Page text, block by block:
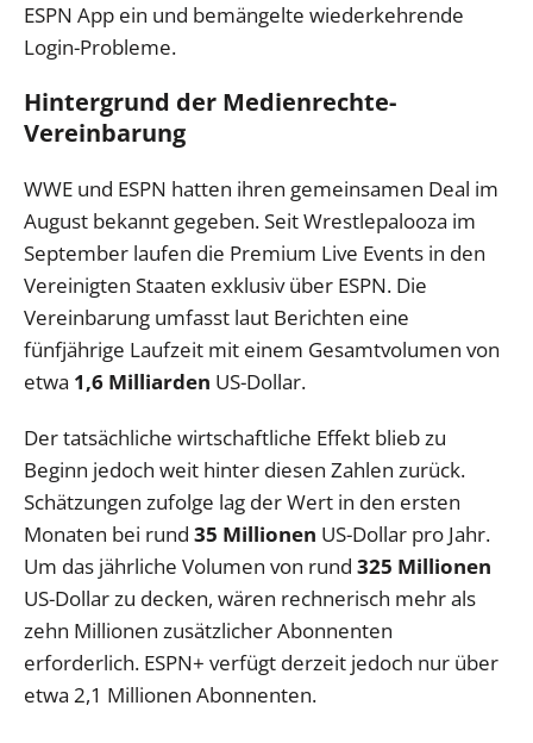
ESPN App ein und bemängelte wiederkehrende
Login-Probleme.
Hintergrund der Medienrechte-
Vereinbarung
WWE und ESPN hatten ihren gemeinsamen Deal im
August bekannt gegeben. Seit Wrestlepalooza im
September laufen die Premium Live Events in den
Vereinigten Staaten exklusiv über ESPN. Die
Vereinbarung umfasst laut Berichten eine
fünfjährige Laufzeit mit einem Gesamtvolumen von
etwa 1,6 Milliarden US-Dollar.
Der tatsächliche wirtschaftliche Effekt blieb zu
Beginn jedoch weit hinter diesen Zahlen zurück.
Schätzungen zufolge lag der Wert in den ersten
Monaten bei rund 35 Millionen US-Dollar pro Jahr.
Um das jährliche Volumen von rund 325 Millionen
US-Dollar zu decken, wären rechnerisch mehr als
zehn Millionen zusätzlicher Abonnenten
erforderlich. ESPN+ verfügt derzeit jedoch nur über
etwa 2,1 Millionen Abonnenten.